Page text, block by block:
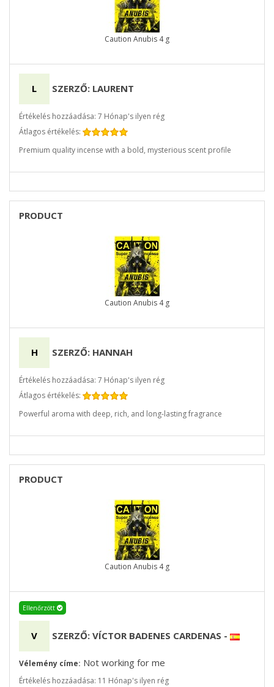
Caution Anubis 4 g
L SZERZŐ: LAURENT
Értékelés hozzáadása: 7 Hónap's ilyen rég
Átlagos értékelés:
Premium quality incense with a bold, mysterious scent profile
PRODUCT
Caution Anubis 4 g
H SZERZŐ: HANNAH
Értékelés hozzáadása: 7 Hónap's ilyen rég
Átlagos értékelés:
Powerful aroma with deep, rich, and long-lasting fragrance
PRODUCT
Caution Anubis 4 g
Ellenőrzött
V SZERZŐ: VÍCTOR BADENES CARDENAS -
Vélemény címe: Not working for me
Értékelés hozzáadása: 11 Hónap's ilyen rég